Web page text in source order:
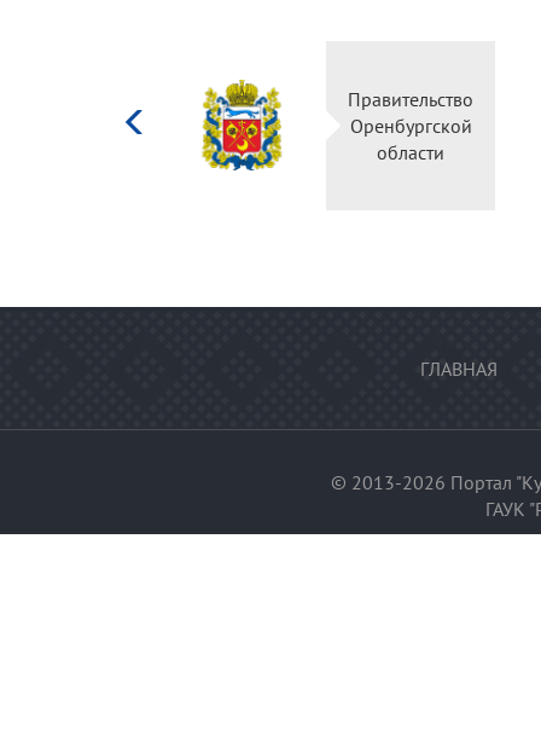
Министерство
культуры
Российской
федерации
ГЛАВНАЯ
© 2013-2026 Портал
ГАУК